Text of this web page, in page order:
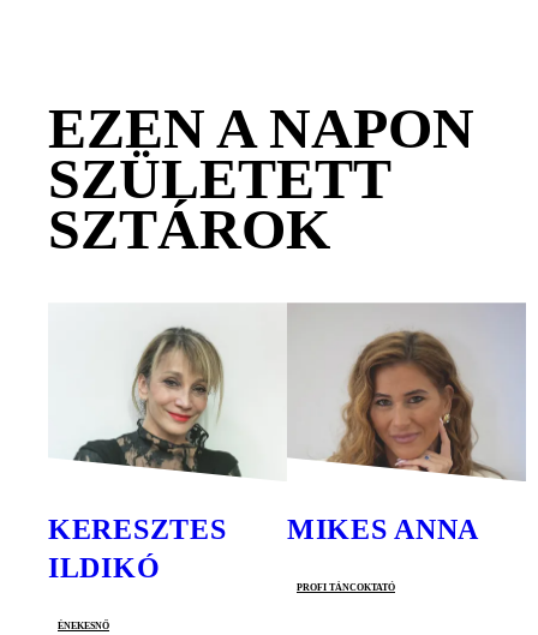
EZEN A NAPON
SZÜLETETT
SZTÁROK
KERESZTES
ILDIKÓ
énekesnő
MIKES ANNA
profi táncoktató